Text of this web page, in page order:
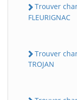
Trouver
FLEURIGNAC
Trouver
TROJAN